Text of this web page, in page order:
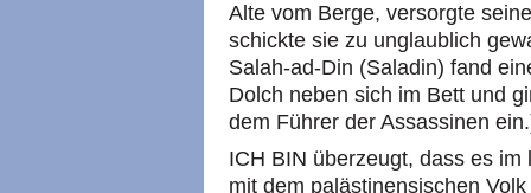
Alte vom Berge, versorgte
schickte sie zu unglaublich
Salah-ad-Din (Saladin) fand
Dolch neben sich im Bett und
dem Führer der Assassinen
ICH BIN überzeugt, dass es
mit dem palästinensischen